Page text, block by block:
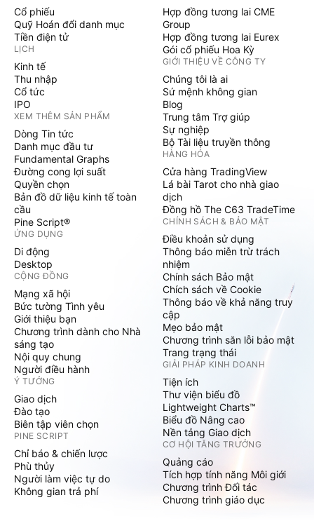
Cổ phiếu
Quỹ Hoán đổi danh mục
Tiền điện tử
LỊCH
Kinh tế
Thu nhập
Cổ tức
IPO
XEM THÊM SẢN PHẨM
Dòng Tin tức
Danh mục đầu tư
Fundamental Graphs
Đường cong lợi suất
Quyền chọn
Bản đồ dữ liệu kinh tế toàn
cầu
Pine Script®
ỨNG DỤNG
Di động
Desktop
CỘNG ĐỒNG
Mạng xã hội
Bức tường Tình yêu
Giới thiệu bạn
Chương trình dành cho Nhà
sáng tạo
Nội quy chung
Người điều hành
Ý TƯỞNG
Giao dịch
Đào tạo
Biên tập viên chọn
PINE SCRIPT
Chỉ báo & chiến lược
Phù thủy
Người làm việc tự do
Không gian trả phí
Hợp đồng tương lai CME
Group
Hợp đồng tương lai Eurex
Gói cổ phiếu Hoa Kỳ
GIỚI THIỆU VỀ CÔNG TY
Chúng tôi là ai
Sứ mệnh không gian
Blog
Trung tâm Trợ giúp
Sự nghiệp
Bộ Tài liệu truyền thông
HÀNG HÓA
Cửa hàng TradingView
Lá bài Tarot cho nhà giao
dịch
Đồng hồ The C63 TradeTime
CHÍNH SÁCH & BẢO MẬT
Điều khoản sử dụng
Thông báo miễn trừ trách
nhiệm
Chính sách Bảo mật
Chích sách về Cookie
Thông báo về khả năng truy
cập
Mẹo bảo mật
Chương trình săn lỗi bảo mật
Trang trạng thái
GIẢI PHÁP KINH DOANH
Tiện ích
Thư viện biểu đồ
Lightweight Charts™
Biểu đồ Nâng cao
Nền tảng Giao dịch
CƠ HỘI TĂNG TRƯỞNG
Quảng cáo
Tích hợp tính năng Môi giới
Chương trình Đối tác
Chương trình giáo dục